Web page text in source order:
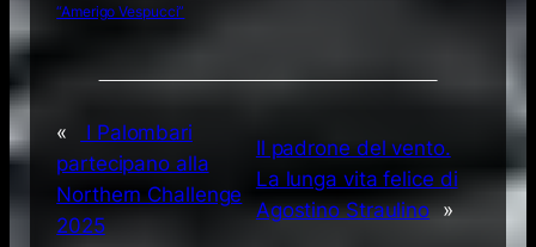
“Amerigo Vespucci”
«
I Palombari
partecipano alla
Northern Challenge
2025
Il padrone del vento.
La lunga vita felice di
Agostino Straulino »